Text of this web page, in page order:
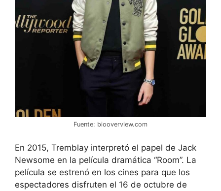
Fuente: biooverview.com
En 2015, Tremblay interpretó el papel de Jack
Newsome en la película dramática “Room”. La
película se estrenó en los cines para que los
espectadores disfruten el 16 de octubre de